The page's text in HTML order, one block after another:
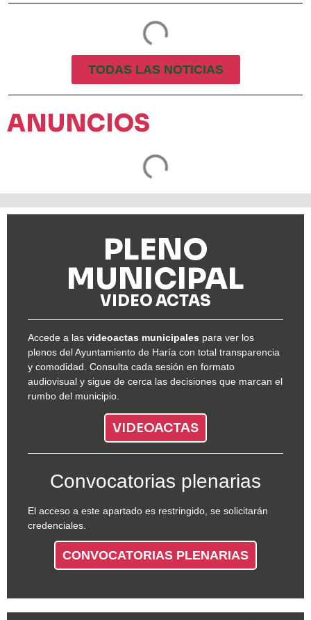
TODAS LAS NOTICIAS
ANUNCIOS
PLENO
MUNICIPAL
VIDEO ACTAS
Accede a las videoactas municipales para ver los
plenos del Ayuntamiento de Haría con total transparencia
y comodidad. Consulta cada sesión en formato
audiovisual y sigue de cerca las decisiones que marcan el
rumbo del municipio.
VIDEOACTAS
Convocatorias plenarias
El acceso a este apartado es restringido, se solicitarán
credenciales.
CONVOCATORIAS PLENARIAS